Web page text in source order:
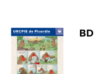
BD